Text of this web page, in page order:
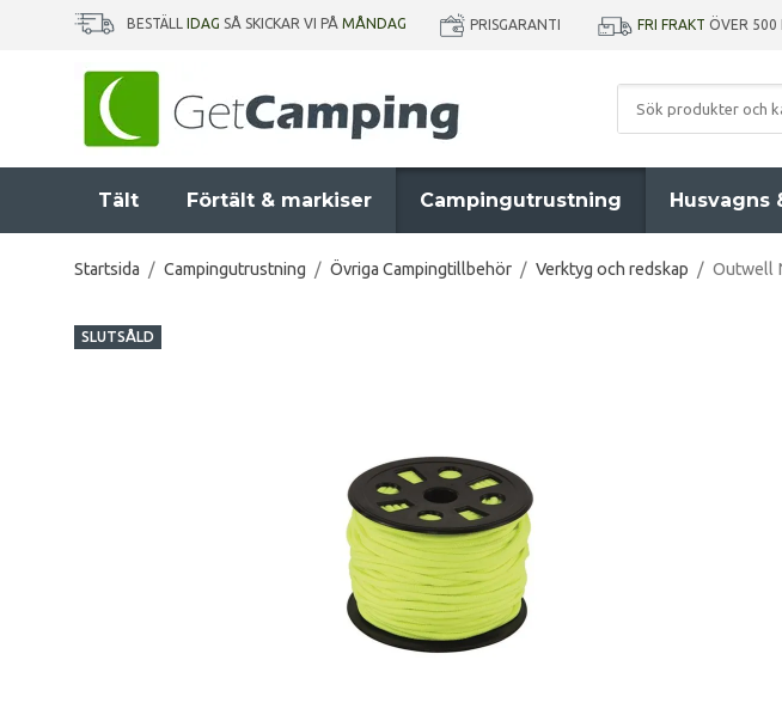
BESTÄLL IDAG SÅ SKICKAR VI PÅ MÅNDAG PRISGARANTI FRI FRAKT ÖVER 500
Tält Förtält & markiser Campingutrustning Husvagns
Startsida / Campingutrustning / Övriga Campingtillbehör / Verktyg och redskap / Outwell
SLUTSÅLD